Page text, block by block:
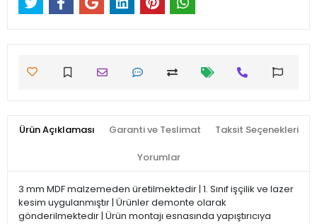
Ürün Açıklaması Garanti ve Teslimat Taksit Seçenekleri
Yorumlar
3 mm MDF malzemeden üretilmektedir | 1. Sınıf işçilik ve lazer
kesim uygulanmıştır | Ürünler demonte olarak
gönderilmektedir | Ürün montajı esnasında yapıştırıcıya